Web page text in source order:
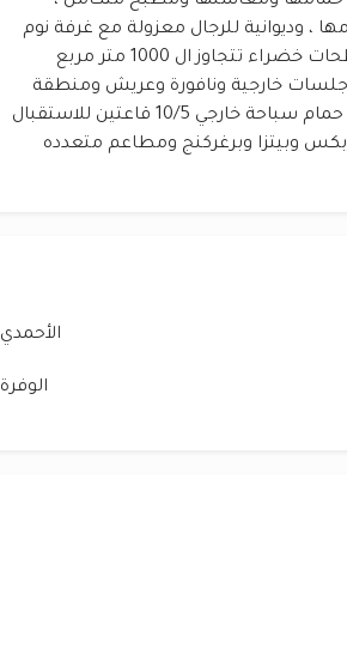
، وديوانية للرجال معزولة مع غرفة نوم
ومنافعها وخيمة خارجية ، ومسطحات خضراء تتجاوز ال 1000 متر مربع
جلسات خارجية ونافورة وعريش ومنطقة
متكاملة مغطاة لألعاب الاطفال. حمام سباحة خارجي 10/5 قاعتين للاستقبال
وبيتزا وبرغركنج ومطاعم متعدده
الأحمدي
الوفرة